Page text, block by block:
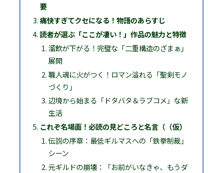
要
痛快すぎてクセになる！物語のあらすじ
読者が選ぶ「ここが凄い！」作品の魅力と特徴
溜飲が下がる！完璧な「二重構造のざまぁ」
展開
職人魂に火がつく！ロマン溢れる「聖剣モノ
づくり」
辺境から始まる「ドタバタ＆ラブコメ」な新
生活
これぞ名場面！必読の見どころと名言（（仮）
伝説の序章：最低ギルマスへの「鉄拳制裁」
シーン
元ギルドの崩壊：「お前がいなきゃ、もうダ